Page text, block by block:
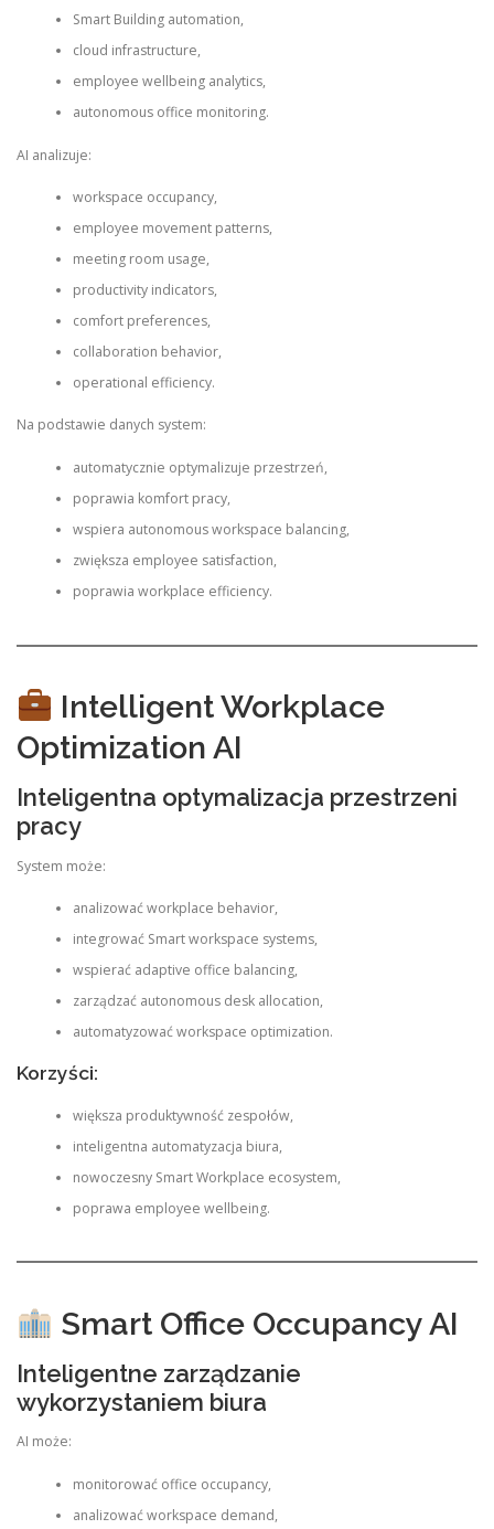
Smart Building automation,
cloud infrastructure,
employee wellbeing analytics,
autonomous office monitoring.
AI analizuje:
workspace occupancy,
employee movement patterns,
meeting room usage,
productivity indicators,
comfort preferences,
collaboration behavior,
operational efficiency.
Na podstawie danych system:
automatycznie optymalizuje przestrzeń,
poprawia komfort pracy,
wspiera autonomous workspace balancing,
zwiększa employee satisfaction,
poprawia workplace efficiency.
Intelligent Workplace
Optimization AI
Inteligentna optymalizacja przestrzeni
pracy
System może:
analizować workplace behavior,
integrować Smart workspace systems,
wspierać adaptive office balancing,
zarządzać autonomous desk allocation,
automatyzować workspace optimization.
Korzyści:
większa produktywność zespołów,
inteligentna automatyzacja biura,
nowoczesny Smart Workplace ecosystem,
poprawa employee wellbeing.
Smart Office Occupancy AI
Inteligentne zarządzanie
wykorzystaniem biura
AI może:
monitorować office occupancy,
analizować workspace demand,